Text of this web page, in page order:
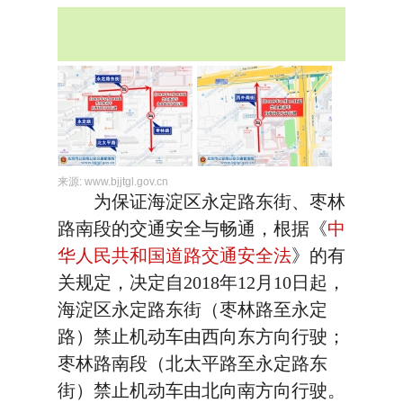
来源: www.bjjtgl.gov.cn
为保证海淀区永定路东街、枣林
路南段的交通安全与畅通，根据《中
华人民共和国道路交通安全法》的有
关规定，决定自2018年12月10日起，
海淀区永定路东街（枣林路至永定
路）禁止机动车由西向东方向行驶；
枣林路南段（北太平路至永定路东
街）禁止机动车由北向南方向行驶。